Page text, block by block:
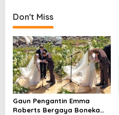
Don't Miss
Gaun Pengantin Emma
Roberts Bergaya Boneka